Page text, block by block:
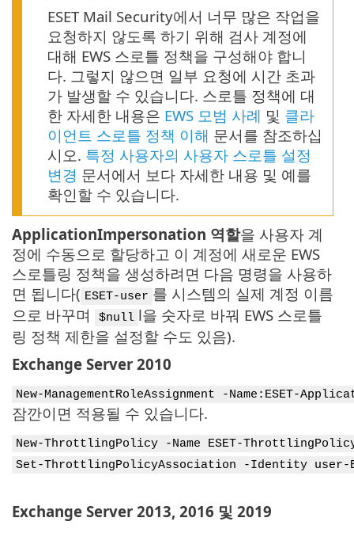
ESET Mail Security에서 너무 많은 작업을
요청하지 않도록 하기 위해 검사 계정에
대해 EWS 스로틀 정책을 구성해야 합니
다. 그렇지 않으면 일부 요청에 시간 초과
가 발생할 수 있습니다. 스로틀 정책에 대
한 자세한 내용은 EWS 모범 사례 및 클라
이언트 스로틀 정책 이해 문서를 참조하십
시오. 특정 사용자의 사용자 스로틀 설정
변경 문서에서 보다 자세한 내용 및 예를
확인할 수 있습니다.
ApplicationImpersonation 역할을 사용자 계
정에 수동으로 할당하고 이 계정에 새로운 EWS
스로틀링 정책을 생성하려면 다음 명령을 사용하
면 됩니다( ESET-user 를 시스템의 실제 계정 이름
으로 바꾸며
$null l을 숫자로 바꿔 EWS 스로틀
링 정책 제한을 설정할 수도 있음).
Exchange Server 2010
New-ManagementRoleAssignment -Name:ESET-
잠깐이면 적용될 수 있습니다.
New-ThrottlingPolicy -Name ESET-ThrottlingPolicy
Set-ThrottlingPolicyAssociation -Identity user-
Exchange Server 2013, 2016 및 2019